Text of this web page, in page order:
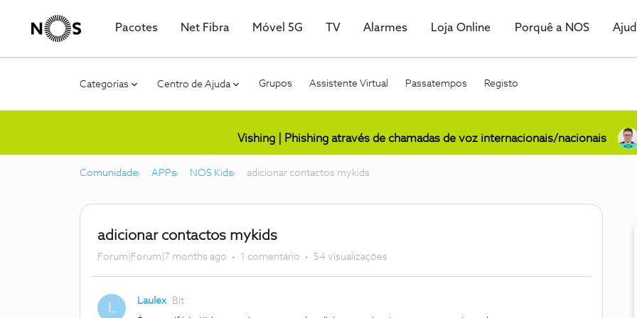
Pacotes Net Fibra Móvel 5G TV Alarmes Loja Online Porquê a NOS
Categorias Centro de Ajuda Grupos Assistente Virtual Passatempos Registo
Vishing | Phishing através de chamadas de voz internacionais/nacionais
Comunidade APPs NOS Kids adicionar contactos mykids
adicionar contactos mykids
Forum|Forum|7 months ago 1 comentário 54 visualizações
L Laulex Bit